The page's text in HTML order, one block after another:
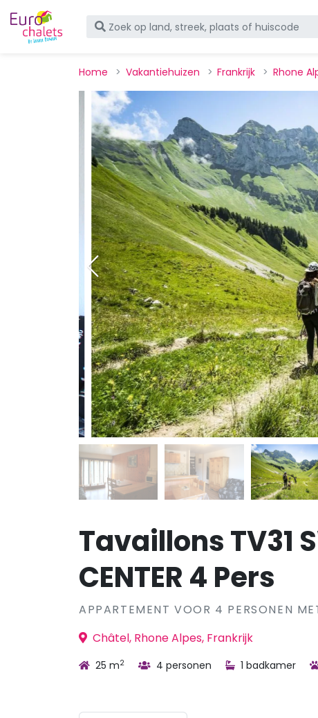
Home Vakantiehuizen Frankrijk Rhone
Tavaillons TV31
CENTER 4 Pers
APPARTEMENT VOOR 4 PERSONEN
Châtel, Rhone Alpes, Frankrijk
25 m2 4 personen 1 badkamer